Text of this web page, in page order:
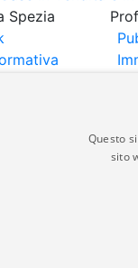
Spezia
presenti su
della
Questo
sito